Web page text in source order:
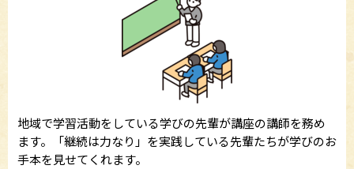
地域で学習活動をしている学びの先輩が講座の講師を務め
ます。「継続は力なり」を実践している先輩たちが学びのお
手本を見せてくれます。